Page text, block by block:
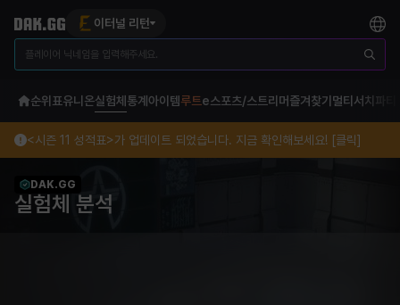
이터널 리턴
순위표유니온실험체 통계 아이템루트e스포츠/스트리머 즐겨찾기 멀티서치 파티
<시즌 11 성적표>가 업데이트 되었습니다. 지금 확인해보세요! [클릭]
DAK.GG
실험체 분석